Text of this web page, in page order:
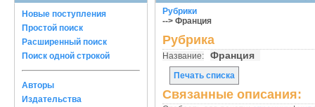
Новые поступления
Простой поиск
Расширенный поиск
Поиск одной строкой
Авторы
Издательства
Рубрики
--> Франция
Рубрика
Название: Франция
Печать списка
Связанные описания: